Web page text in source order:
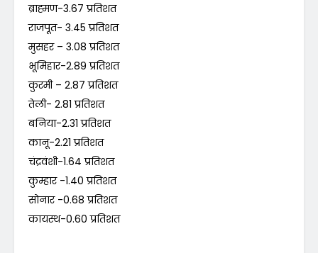
ब्राह्मण-3.67 प्रतिशत
राजपूत- 3.45 प्रतिशत
मुसहर – 3.08 प्रतिशत
भूमिहार-2.89 प्रतिशत
कुरमी – 2.87 प्रतिशत
तेली- 2.81 प्रतिशत
बनिया-2.31 प्रतिशत
कानू-2.21 प्रतिशत
चंद्रवंशी-1.64 प्रतिशत
कुम्हार -1.40 प्रतिशत
सोनार -0.68 प्रतिशत
कायस्थ-0.60 प्रतिशत